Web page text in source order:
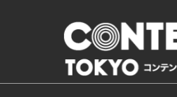
キ
ッ
プ
し